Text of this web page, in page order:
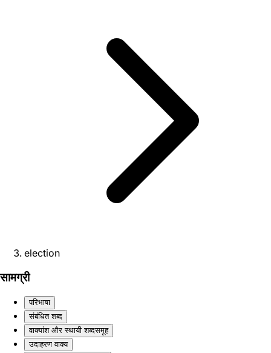
election
सामग्री
परिभाषा
संबंधित शब्द
वाक्यांश और स्थायी शब्दसमूह
उदाहरण वाक्य